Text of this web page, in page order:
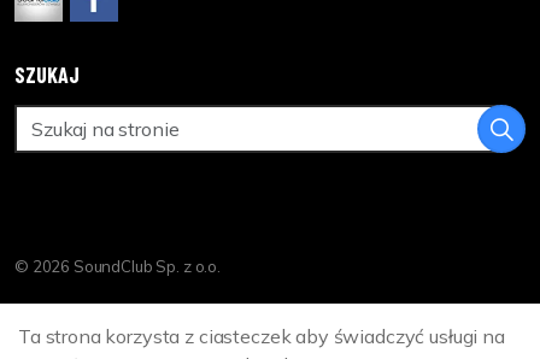
SZUKAJ
© 2026 SoundClub Sp. z o.o.
Ta strona korzysta z ciasteczek aby świadczyć usługi na